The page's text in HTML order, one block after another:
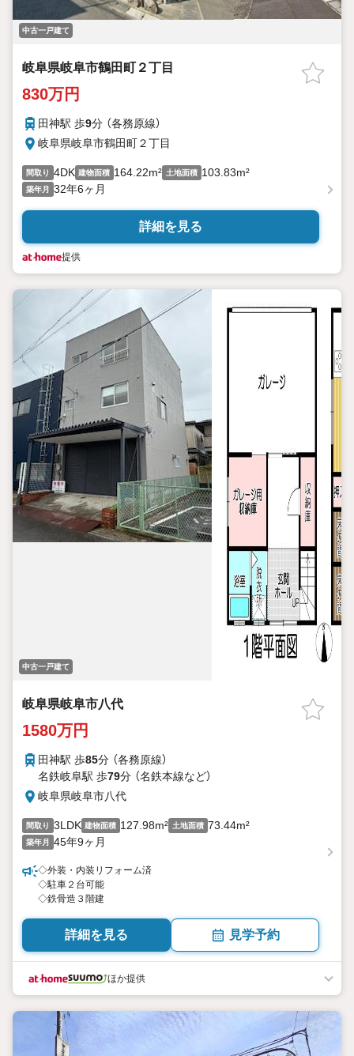
中古一戸建て
岐阜県岐阜市鶴田町２丁目
830万円
田神駅 歩9分 （各務原線）
岐阜県岐阜市鶴田町２丁目
間取り 4DK 建物面積 164.22m² 土地面積 103.83m²
築年月 32年6ヶ月
詳細を見る
提供
中古一戸建て
岐阜県岐阜市八代
1580万円
田神駅 歩85分 （各務原線）
名鉄岐阜駅 歩79分 （名鉄本線など）
岐阜県岐阜市八代
間取り 3LDK 建物面積 127.98m² 土地面積 73.44m²
築年月 45年9ヶ月
◇外装・内装リフォーム済
◇駐車２台可能
◇鉄骨造３階建
詳細を見る 見学予約
ほか提供